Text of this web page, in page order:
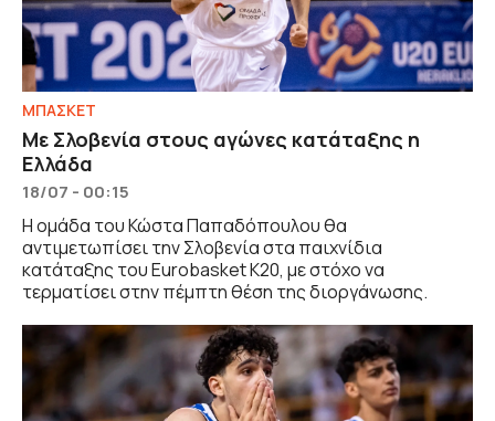
ΜΠΑΣΚΕΤ
Με Σλοβενία στους αγώνες κατάταξης η
Ελλάδα
18/07 - 00:15
Η ομάδα του Κώστα Παπαδόπουλου θα
αντιμετωπίσει την Σλοβενία στα παιχνίδια
κατάταξης του Eurobasket Κ20, με στόχο να
τερματίσει στην πέμπτη θέση της διοργάνωσης.